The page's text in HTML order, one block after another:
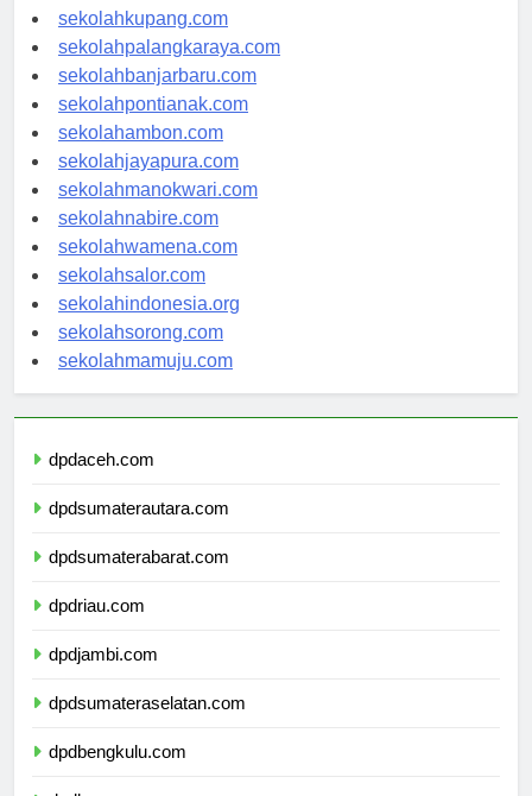
sekolahmanado.com
sekolahkupang.com
sekolahpalangkaraya.com
sekolahbanjarbaru.com
sekolahpontianak.com
sekolahambon.com
sekolahjayapura.com
sekolahmanokwari.com
sekolahnabire.com
sekolahwamena.com
sekolahsalor.com
sekolahindonesia.org
sekolahsorong.com